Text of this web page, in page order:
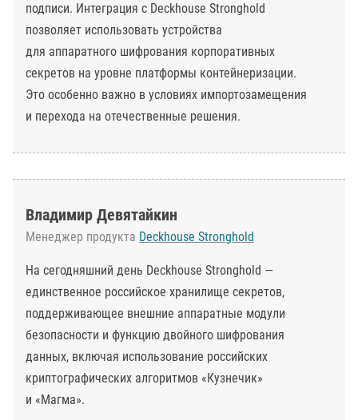
подписи. Интеграция с Deckhouse Stronghold
позволяет использовать устройства
для аппаратного шифрования корпоративных
секретов на уровне платформы контейнеризации.
Это особенно важно в условиях импортозамещения
и перехода на отечественные решения.
Владимир Девятайкин
Менеджер продукта Deckhouse Stronghold
На сегодняшний день Deckhouse Stronghold —
единственное российское хранилище секретов,
поддерживающее внешние аппаратные модули
безопасности и функцию двойного шифрования
данных, включая использование российских
криптографических алгоритмов «Кузнечик»
и «Магма».